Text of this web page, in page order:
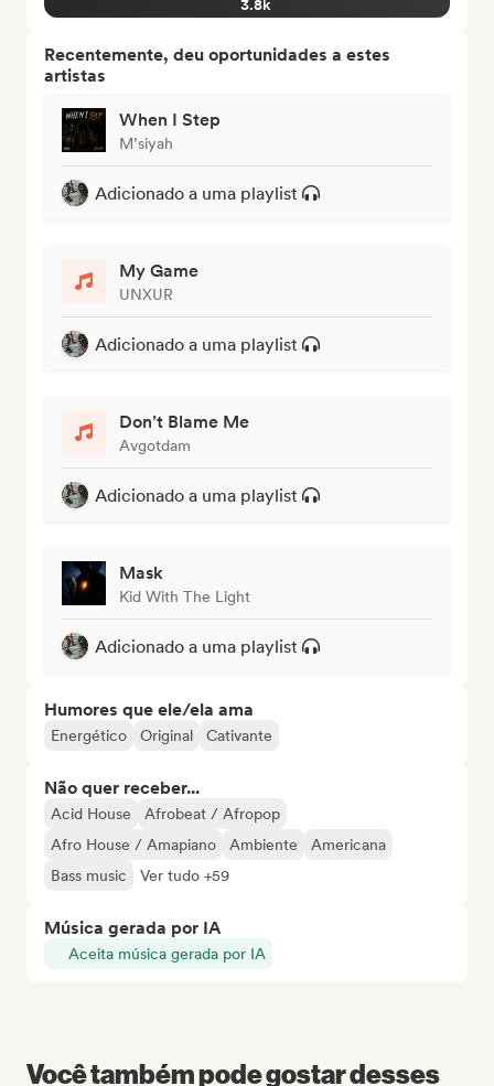
3.8k
Recentemente, deu oportunidades a estes
artistas
When I Step
M’siyah
Adicionado a uma playlist
My Game
UNXUR
Adicionado a uma playlist
Don’t Blame Me
Avgotdam
Adicionado a uma playlist
Mask
Kid With The Light
Adicionado a uma playlist
Humores que ele/ela ama
Energético Original Cativante
Não quer receber...
Acid House
Afrobeat / Afropop
Afro House / Amapiano
Ambiente
Americana
Bass music
Ver tudo +59
Música gerada por IA
Aceita música gerada por IA
Você também pode gostar desses